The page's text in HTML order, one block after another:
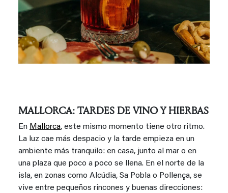
MALLORCA: TARDES DE VINO Y HIERBAS
En Mallorca, este mismo momento tiene otro ritmo.
La luz cae más despacio y la tarde empieza en un
ambiente más tranquilo: en casa, junto al mar o en
una plaza que poco a poco se llena. En el norte de la
isla, en zonas como Alcúdia, Sa Pobla o Pollença, se
vive entre pequeños rincones y buenas direcciones: